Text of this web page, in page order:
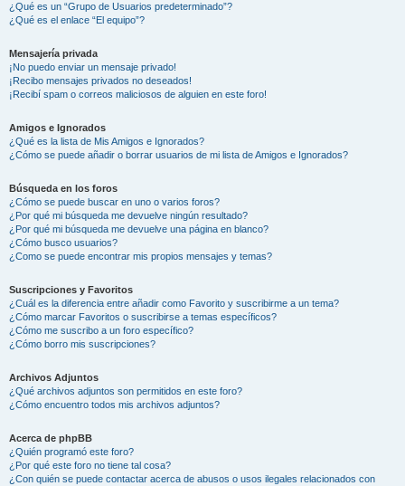
¿Qué es un “Grupo de Usuarios predeterminado”?
¿Qué es el enlace “El equipo”?
Mensajería privada
¡No puedo enviar un mensaje privado!
¡Recibo mensajes privados no deseados!
¡Recibí spam o correos maliciosos de alguien en este foro!
Amigos e Ignorados
¿Qué es la lista de Mis Amigos e Ignorados?
¿Cómo se puede añadir o borrar usuarios de mi lista de Amigos e Ignorados?
Búsqueda en los foros
¿Cómo se puede buscar en uno o varios foros?
¿Por qué mi búsqueda me devuelve ningún resultado?
¿Por qué mi búsqueda me devuelve una página en blanco?
¿Cómo busco usuarios?
¿Como se puede encontrar mis propios mensajes y temas?
Suscripciones y Favoritos
¿Cuál es la diferencia entre añadir como Favorito y suscribirme a un tema?
¿Cómo marcar Favoritos o suscribirse a temas específicos?
¿Cómo me suscribo a un foro específico?
¿Cómo borro mis suscripciones?
Archivos Adjuntos
¿Qué archivos adjuntos son permitidos en este foro?
¿Cómo encuentro todos mis archivos adjuntos?
Acerca de phpBB
¿Quién programó este foro?
¿Por qué este foro no tiene tal cosa?
¿Con quién se puede contactar acerca de abusos o usos ilegales relacionados con